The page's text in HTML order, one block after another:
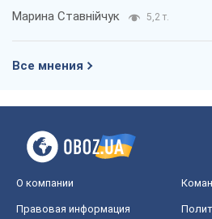
Марина Ставнійчук 5,2 т.
Все мнения
О компании
Правовая информация